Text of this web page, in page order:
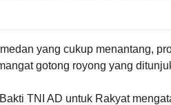
yang cukup menantang,
gotong royong yang
TNI AD untuk Rakyat